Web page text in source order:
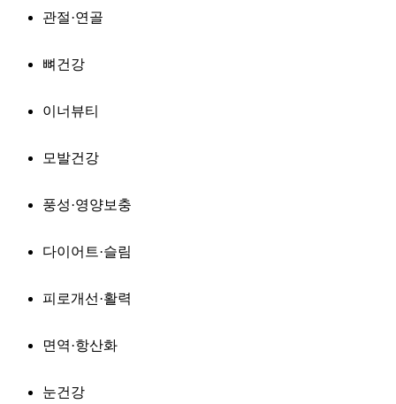
관절·연골
뼈건강
이너뷰티
모발건강
풍성·영양보충
다이어트·슬림
피로개선·활력
면역·항산화
눈건강